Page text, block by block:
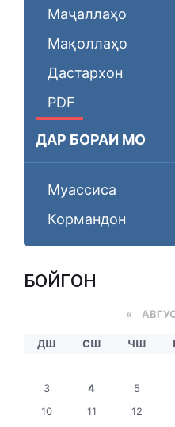
Маҷаллаҳо
Мақоллаҳо
Дастархон
PDF
ДАР БОРАИ МО
Муассиса
Кормандон
БОЙГОНӢ
«
ДШ СШ ЧШ
3
4 5
10
11 12